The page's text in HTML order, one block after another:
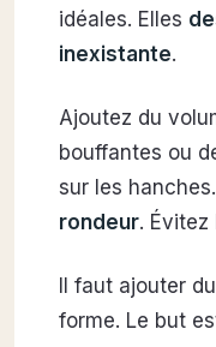
idéales. Elles
inexistante.
Ajoutez du
bouffantes ou
sur les
rondeur. Évitez
Il faut ajouter
forme. Le but